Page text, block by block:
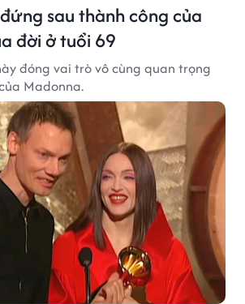
sau thành công của
đời ở tuổi 69
đóng vai trò vô cùng quan trọng
Madonna.